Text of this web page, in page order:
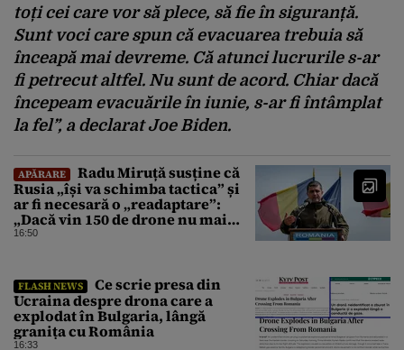
toți cei care vor să plece, să fie în siguranță.
Sunt voci care spun că evacuarea trebuia să
înceapă mai devreme. Că atunci lucrurile s-ar
fi petrecut altfel. Nu sunt de acord. Chiar dacă
începeam evacuările în iunie, s-ar fi întâmplat
la fel”, a declarat Joe Biden.
APĂRARE
Radu Miruță susține că
Rusia „își va schimba tactica” și
ar fi necesară o „readaptare”:
„Dacă vin 150 de drone nu mai
suntem pe timp de pace”
16:50
FLASH NEWS
Ce scrie presa din
Ucraina despre drona care a
explodat în Bulgaria, lângă
granița cu România
16:33